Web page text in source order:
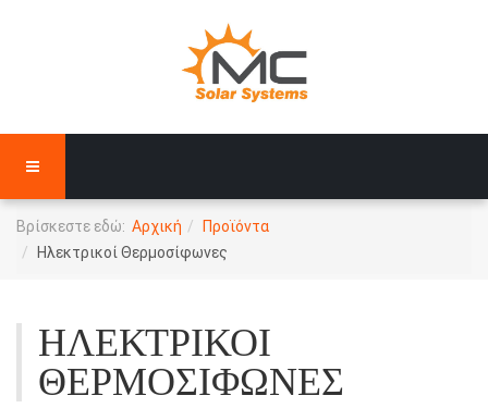
Βρίσκεστε εδώ: Αρχική
Προϊόντα
Ηλεκτρικοί Θερμοσίφωνες
ΗΛΕΚΤΡΙΚΟΊ
ΘΕΡΜΟΣΊΦΩΝΕΣ